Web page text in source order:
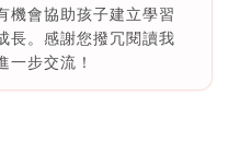
機會協助孩子建立學習
長。感謝您撥冗閱讀我
一步交流！